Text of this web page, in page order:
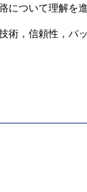
ついて理解
，信頼性，